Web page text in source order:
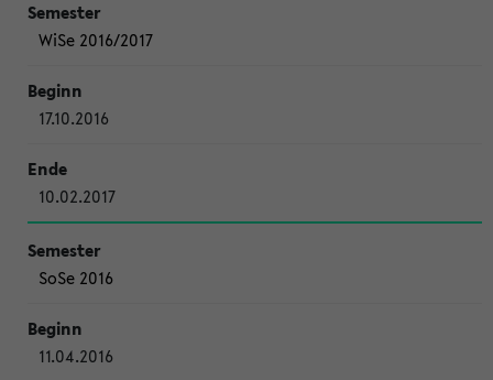
WiSe 2016/2017
17.10.2016
10.02.2017
SoSe 2016
11.04.2016